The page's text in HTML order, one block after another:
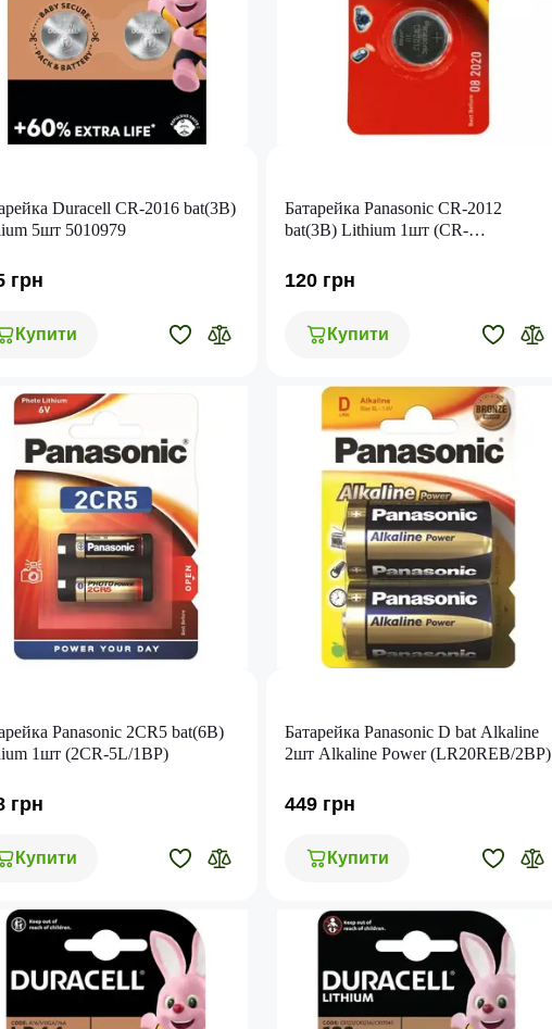
Duracell CR-2016 bat(3B)
5шт 5010979
грн
Купити
Батарейка Panasonic CR-2012
bat(3B) Lithium 1шт (CR-
120 грн
Купити
Panasonic 2CR5 bat(6В)
1шт (2CR-5L/1BP)
грн
Купити
Батарейка Panasonic D bat Alkaline
2шт Alkaline Power (LR20REB/2BP)
449 грн
Купити